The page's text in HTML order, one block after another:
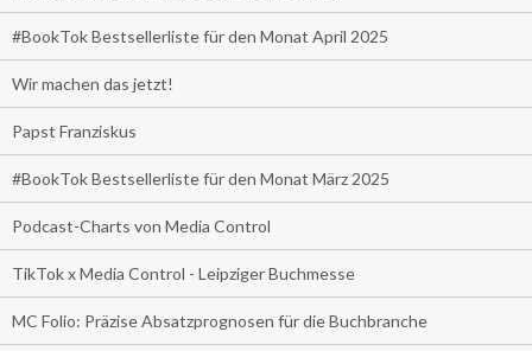
#BookTok Bestsellerliste für den Monat April 2025
Wir machen das jetzt!
Papst Franziskus
#BookTok Bestsellerliste für den Monat März 2025
Podcast-Charts von Media Control
TikTok x Media Control - Leipziger Buchmesse
MC Folio: Präzise Absatzprognosen für die Buchbranche